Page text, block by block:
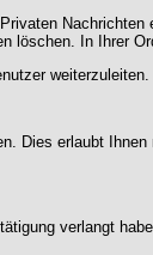
In Ihrer
weiterzuleiten.
erlaubt
verlangt